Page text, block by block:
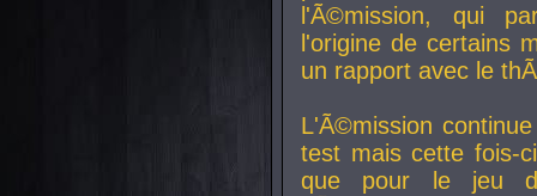
l'Ã©mission, qui
l'origine de certains
un rapport avec le
L'Ã©mission
test mais cette fois-
que pour le jeu